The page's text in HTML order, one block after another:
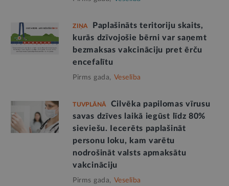
ZIŅA
Paplašināts teritoriju skaits,
kurās dzīvojošie bērni var saņemt
bezmaksas vakcināciju pret ērču
encefalītu
Pirms gada, Veselība
TUVPLĀNĀ
Cilvēka papilomas vīrusu
savas dzīves laikā iegūst līdz 80%
sieviešu. Iecerēts paplašināt
personu loku, kam varētu
nodrošināt valsts apmaksātu
vakcināciju
Pirms gada, Veselība